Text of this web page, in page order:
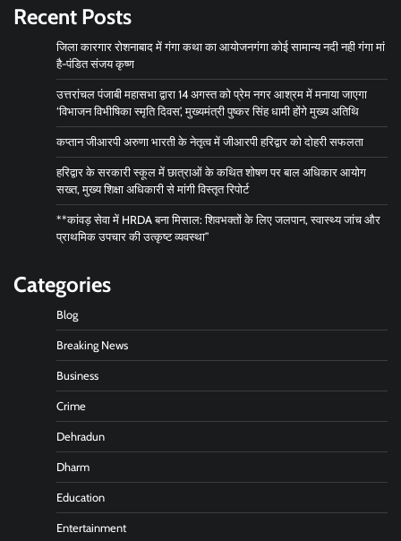
Recent Posts
जिला कारगार रोशनाबाद में गंगा कथा का आयोजनगंगा कोई सामान्य नदी नही गंगा मां
है-पंडित संजय कृष्ण
उत्तरांचल पंजाबी महासभा द्वारा 14 अगस्त को प्रेम नगर आश्रम में मनाया जाएगा
‘विभाजन विभीषिका स्मृति दिवस’, मुख्यमंत्री पुष्कर सिंह धामी होंगे मुख्य अतिथि
कप्तान जीआरपी अरुणा भारती के नेतृत्व में जीआरपी हरिद्वार को दोहरी सफलता
हरिद्वार के सरकारी स्कूल में छात्राओं के कथित शोषण पर बाल अधिकार आयोग
सख्त, मुख्य शिक्षा अधिकारी से मांगी विस्तृत रिपोर्ट
**कांवड़ सेवा में HRDA बना मिसाल: शिवभक्तों के लिए जलपान, स्वास्थ्य जांच और
प्राथमिक उपचार की उत्कृष्ट व्यवस्था”
Categories
Blog
Breaking News
Business
Crime
Dehradun
Dharm
Education
Entertainment